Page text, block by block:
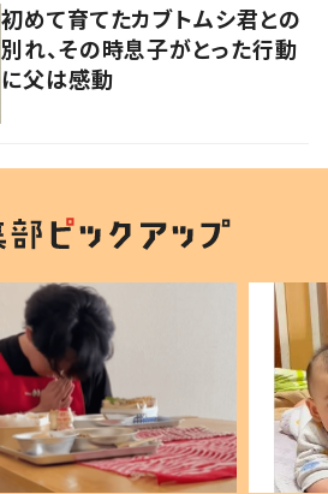
初めて育てたカブトムシ君との
別れ、その時息子がとった行動
に父は感動